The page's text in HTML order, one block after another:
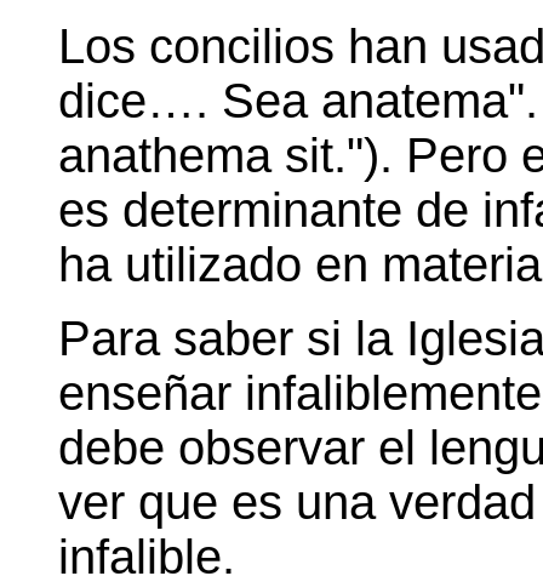
Los concilios han
dice…. Sea
anathema sit."). Pero
es determinante de
ha utilizado en
Para saber si la
enseñar
debe observar el
ver que es una
infalible.